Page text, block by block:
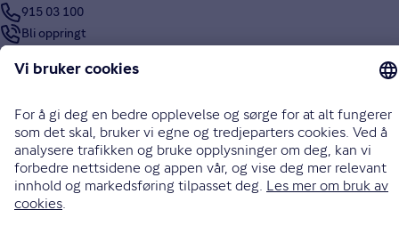
915 03 100
Bli oppringt
LinkedIn
Endre cookieinnstillinger
Informasjonskapsler (cookies)
Personvern og sikkerhet
Vilkår for bruk av nettsidene